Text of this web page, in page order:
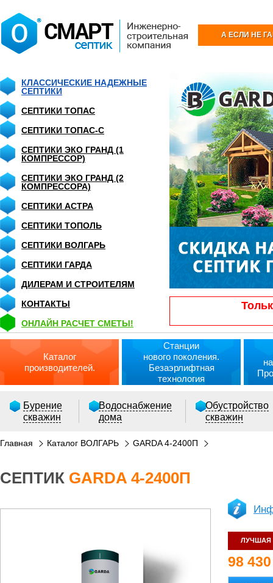
А ЕСЛИ НЕ
КЛАССИЧЕСКИЕ НАДЕЖНЫЕ
СЕПТИКИ
СЕПТИКИ ТОПАС
СЕПТИКИ ТОПАС-С
СЕПТИКИ ЭКО ГРАНД (1
КОМПРЕССОР)
СЕПТИКИ ЭКО ГРАНД (2
КОМПРЕССОРА)
СЕПТИКИ АСТРА
СЕПТИКИ ТОПОЛЬ
СЕПТИКИ ВОЛГАРЬ
СЕПТИКИ ГАРДА
ДИЛЕРАМ И СТРОИТЕЛЯМ
КОНТАКТЫ
ОНЛАЙН РАСЧЕТ СМЕТЫ!
Каталог
производителей.
Станции
нового поколения.
Безаэрлифтная
технология
Бурение
скважин
Водоснабжение
дома
Обустройство
скважин
Главная Каталог ВОЛГАРЬ GARDA 4-2400П
СЕПТИК GARDA 4-2400П
ЛУЧШАЯ
98